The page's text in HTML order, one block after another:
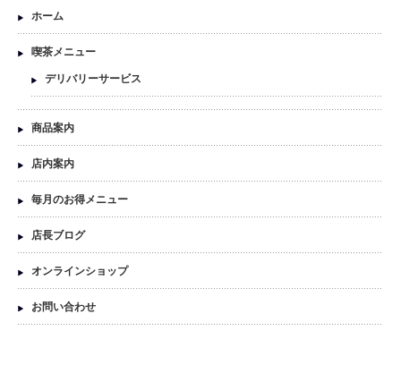
ホーム
喫茶メニュー
デリバリーサービス
商品案内
店内案内
毎月のお得メニュー
店長ブログ
オンラインショップ
お問い合わせ